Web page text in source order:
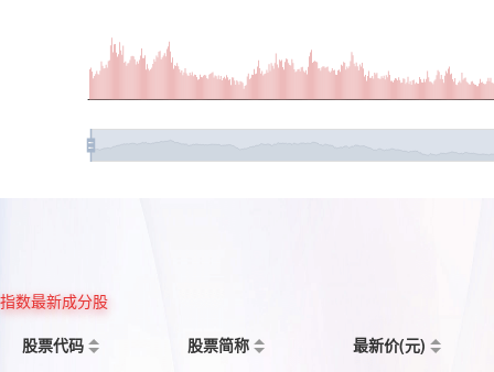
指数最新成分股
股票代码
股票简称 最新价(元)